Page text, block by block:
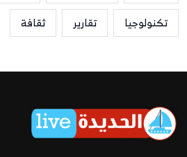
تكنولوجيا
تقارير ثقافة